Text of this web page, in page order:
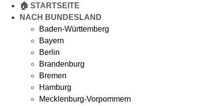
🏠 STARTSEITE
NACH BUNDESLAND
Baden-Württemberg
Bayern
Berlin
Brandenburg
Bremen
Hamburg
Mecklenburg-Vorpommern